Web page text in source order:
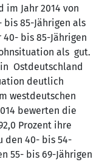
im Jahr 2014 von
85-Jährigen als
bis 85-Jährigen
als gut.
Ostdeutschland
deutlich
westdeutschen
bewerten die
Prozent ihre
den 40- bis 54-
55- bis 69-Jährigen